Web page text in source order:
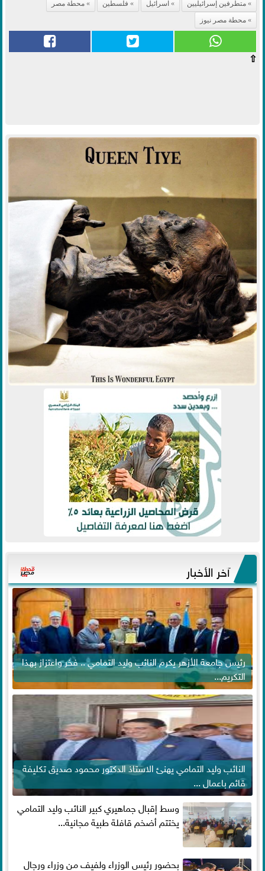
متطرفين إسرائيليين
اسرائيل فلسطين
محطة مصر
محطة مصر نيوز
⇧
آخر الأخبار
رئيس جامعة الأزهر يكرم النائب وليد التمامي .. فخر واعتزاز بهذا
التكريم...
النائب وليد التمامي يهنئ الاستاذ الدكتور محمود صديق تكليفة
قائم باعمال ...
وسط إقبال جماهيري كبير النائب وليد التمامي
يختتم أضخم قافلة طبية مجانية...
بحضور رئيس الوزراء ولفيف من وزراء ورجال